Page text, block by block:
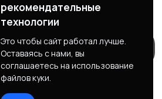
рекомендательные
технологии
Это чтобы сайт работал лучше.
Оставаясь с нами, вы
соглашаетесь на использование
файлов куки.